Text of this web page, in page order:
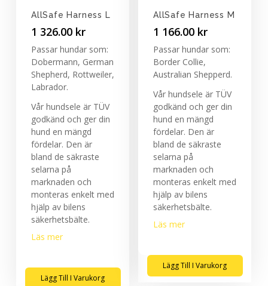
AllSafe Harness L
1 326.00 kr
Passar hundar som:
Dobermann, German
Shepherd, Rottweiler,
Labrador.
Vår hundsele är TÜV
godkänd och ger din
hund en mängd
fördelar. Den är
bland de säkraste
selarna på
marknaden och
monteras enkelt med
hjälp av bilens
säkerhetsbälte.
Läs mer
Lägg Till I Varukorg
AllSafe Harness M
1 166.00 kr
Passar hundar som:
Border Collie,
Australian Shepperd.
Vår hundsele är TÜV
godkänd och ger din
hund en mängd
fördelar. Den är
bland de säkraste
selarna på
marknaden och
monteras enkelt med
hjälp av bilens
säkerhetsbälte.
Läs mer
Lägg Till I Varukorg